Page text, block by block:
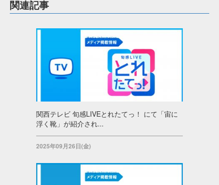
関連記事
関西テレビ 旬感LIVEとれたてっ！ にて「宙に
浮く靴」が紹介され...
2025年09月26日(金)